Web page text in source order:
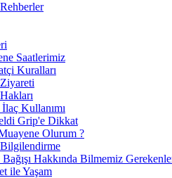
Rehberler
Saatlerimiz
Kuralları
İlaç Kullanımı
Grip'e Dikkat
Olurum ?
Hakkında Bilmemiz
ile Yaşam